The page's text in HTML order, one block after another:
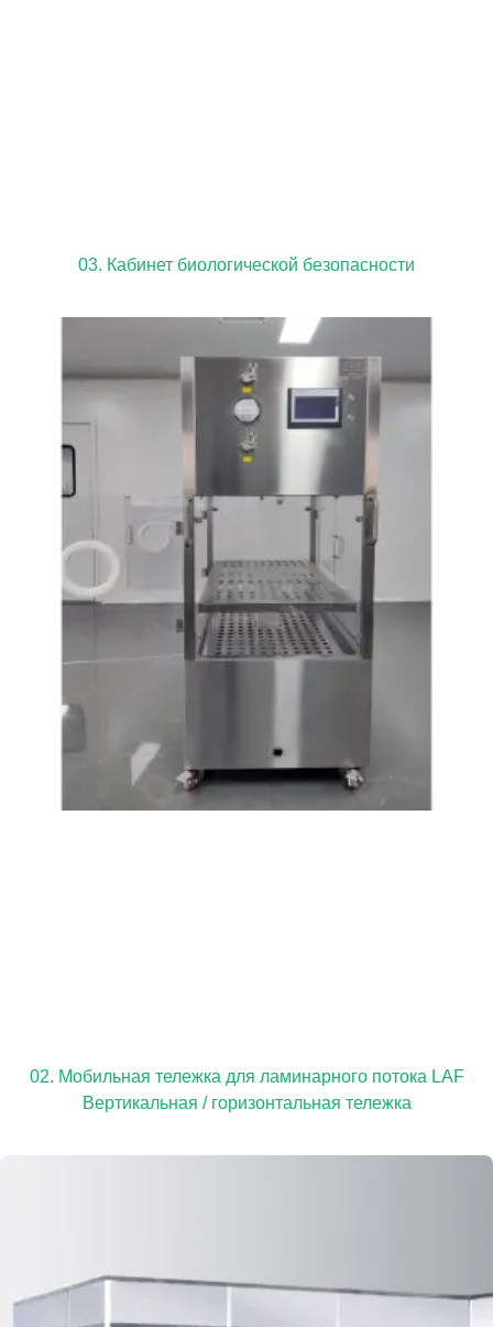
03. Кабинет биологической безопасности
02. Мобильная тележка для ламинарного потока LAF
Вертикальная / горизонтальная тележка